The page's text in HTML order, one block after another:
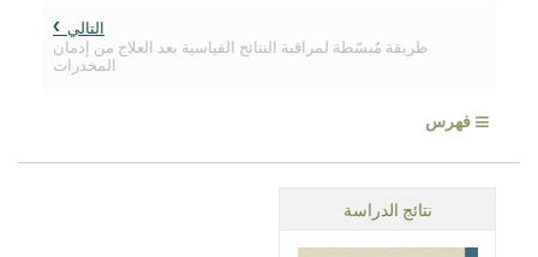
التالي
طريقة مُبسّطة لمراقبة النتائج القياسية بعد العلاج من إدمان
المخدرات
≡فهرس
نتائج الدراسة